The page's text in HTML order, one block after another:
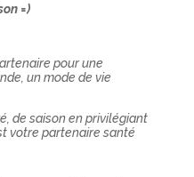
=)
pour une
un mode de vie
de saison en privilégiant
votre partenaire santé